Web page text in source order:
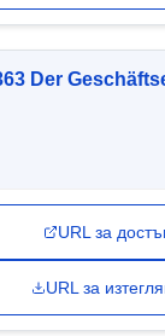
Der
URL за
URL за